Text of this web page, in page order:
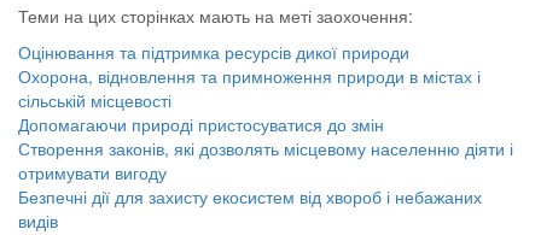
Теми на цих сторінках мають на меті заохочення:
Оцінювання та підтримка ресурсів дикої природи
Охорона, відновлення та примноження природи в містах і
сільській місцевості
Допомагаючи природі пристосуватися до змін
Створення законів, які дозволять місцевому населенню діяти і
отримувати вигоду
Безпечні дії для захисту екосистем від хвороб і небажаних
видів